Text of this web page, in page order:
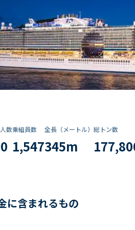
数乗組員数​
1,547
全長（メートル）
345m
総トン数​
に含まれるもの